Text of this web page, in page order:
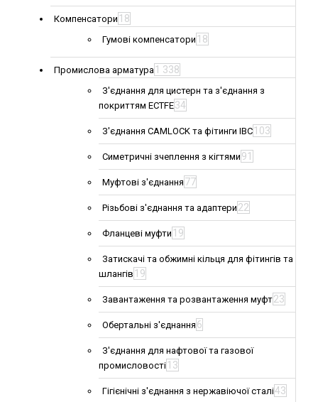
Компенсатори 18
Гумові компенсатори 18
Промислова арматура 1 338
З'єднання для цистерн та з'єднання з
покриттям ECTFE34
З'єднання CAMLOCK та фітинги IBC 103
Симетричні зчеплення з кігтями 91
Муфтові з'єднання 77
Різьбові з'єднання та адаптери 22
Фланцеві муфти 19
Затискачі та обжимні кільця для фітингів та
шлангів 19
Завантаження та розвантаження муфт23
Обертальні з'єднання 6
З'єднання для нафтової та газової
промисловості 13
Гігієнічні з'єднання з нержавіючої сталі43